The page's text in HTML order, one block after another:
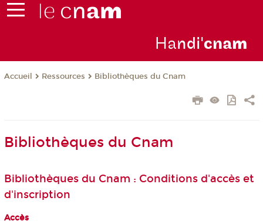
Handi'cnam
Accueil Ressources Bibliothèques du Cnam
Bibliothèques du Cnam
Bibliothèques du Cnam : Conditions d'accès et
d'inscription
Accès